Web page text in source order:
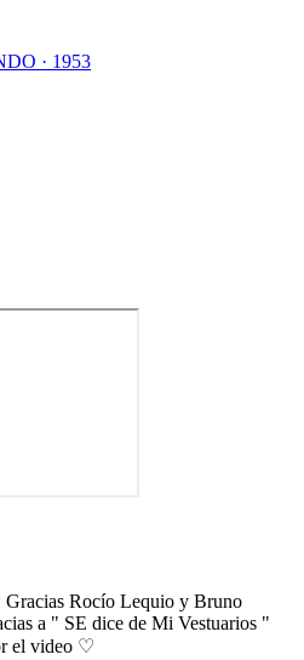
· 1953
Rocío Lequio y Bruno
a " SE dice de Mi Vestuarios "
el video ♡